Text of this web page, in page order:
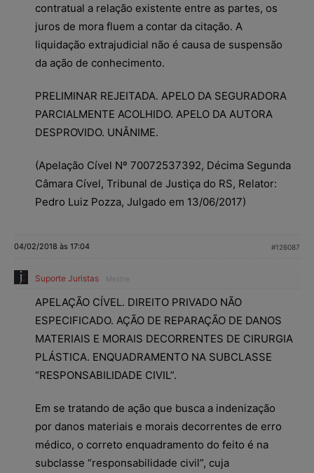
contratual a relação existente entre as partes, os
juros de mora fluem a contar da citação. A
liquidação extrajudicial não é causa de suspensão
da ação de conhecimento.
PRELIMINAR REJEITADA. APELO DA SEGURADORA
PARCIALMENTE ACOLHIDO. APELO DA AUTORA
DESPROVIDO. UNÂNIME.
(Apelação Cível Nº 70072537392, Décima Segunda
Câmara Cível, Tribunal de Justiça do RS, Relator:
Pedro Luiz Pozza, Julgado em 13/06/2017)
04/02/2018 às 17:04 #126087
Suporte Juristas Mestre
APELAÇÃO CÍVEL. DIREITO PRIVADO NÃO
ESPECIFICADO. AÇÃO DE REPARAÇÃO DE DANOS
MATERIAIS E MORAIS DECORRENTES DE CIRURGIA
PLÁSTICA. ENQUADRAMENTO NA SUBCLASSE
“RESPONSABILIDADE CIVIL”.
Em se tratando de ação que busca a indenização
por danos materiais e morais decorrentes de erro
médico, o correto enquadramento do feito é na
subclasse “responsabilidade civil”, cuja